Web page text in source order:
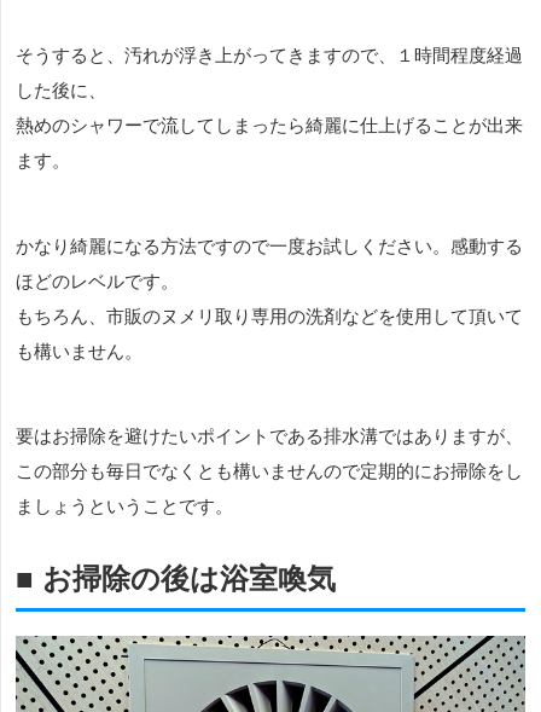
そうすると、汚れが浮き上がってきますので、１時間程度経過
した後に、
熱めのシャワーで流してしまったら綺麗に仕上げることが出来
ます。
かなり綺麗になる方法ですので一度お試しください。感動する
ほどのレベルです。
もちろん、市販のヌメリ取り専用の洗剤などを使用して頂いて
も構いません。
要はお掃除を避けたいポイントである排水溝ではありますが、
この部分も毎日でなくとも構いませんので定期的にお掃除をし
ましょうということです。
■ お掃除の後は浴室喚気